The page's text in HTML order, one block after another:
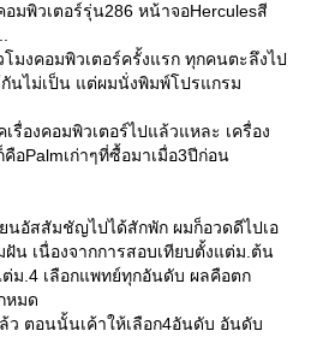
มพิวเตอร์รุ่น286 หน้าจอHerculesสี
งคอมพิวเตอร์ครั้งแรก ทุกคนตะลึงไป
นไม่เป็น แต่ผมนั่งพิมพ์โปรแกรม
องคอมพิวเตอร์ไปแล้วแหละ เครื่อง
Palmเก่าๆที่ซื้อมาเมื่อ3ปีก่อน
นอัสสัมชัญไปได้สักพัก ผมก็อวดดีไปเอ
น เนื่องจากการสอบเทียบตั้งแต่ม.ต้น
ม.4 เลือกแพทย์ทุกอันดับ ผลคือตก
หมด
ว ตอนนั้นเค้าให้เลือก4อันดับ อันดับ